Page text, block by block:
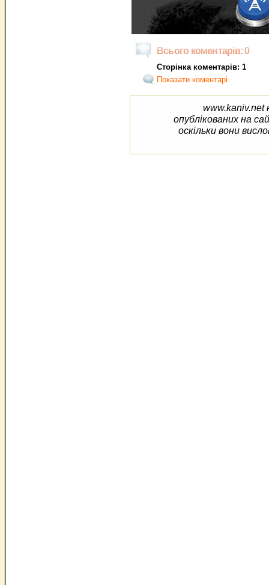
Всього коментарів: 0
Сторінка коментарів: 1
Показати коментарі
www.kaniv.net
опублікованих на
оскільки вони